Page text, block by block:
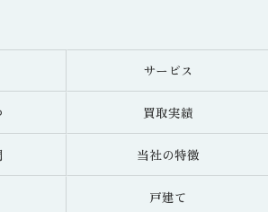
サービス
買取実績
当社の特徴
戸建て